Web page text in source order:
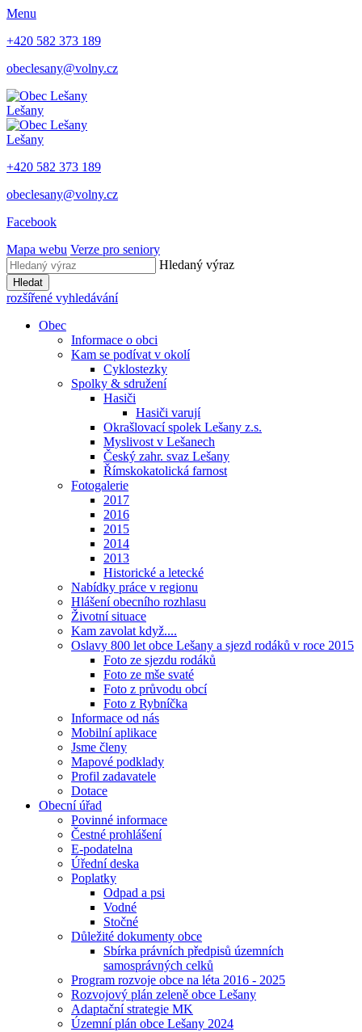
Menu
+420 582 373 189
obeclesany@volny.cz
Lešany
Lešany
+420 582 373 189
obeclesany@volny.cz
Facebook
Mapa webu Verze pro seniory
Hledaný výraz
Hledat
rozšířené vyhledávání
Obec
Informace o obci
Kam se podívat v okolí
Cyklostezky
Spolky & sdružení
Hasiči
Hasiči varují
Okrašlovací spolek Lešany z.s.
Myslivost v Lešanech
Český zahr. svaz Lešany
Římskokatolická farnost
Fotogalerie
2017
2016
2015
2014
2013
Historické a letecké
Nabídky práce v regionu
Hlášení obecního rozhlasu
Životní situace
Kam zavolat když....
Oslavy 800 let obce Lešany a sjezd rodáků v roce 2015
Foto ze sjezdu rodáků
Foto ze mše svaté
Foto z průvodu obcí
Foto z Rybníčka
Informace od nás
Mobilní aplikace
Jsme členy
Mapové podklady
Profil zadavatele
Dotace
Obecní úřad
Povinné informace
Čestné prohlášení
E-podatelna
Úřední deska
Poplatky
Odpad a psi
Vodné
Stočné
Důležité dokumenty obce
Sbírka právních předpisů územních
samosprávných celků
Program rozvoje obce na léta 2016 - 2025
Rozvojový plán zeleně obce Lešany
Adaptační strategie MK
Územní plán obce Lešany 2024